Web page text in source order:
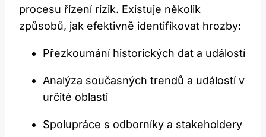
procesu řízení⁤ rizik. Existuje několik
‍způsobů,‍ jak efektivně ‍identifikovat hrozby:
Přezkoumání historických dat a událostí
Analýza současných trendů ​a událostí v⁤
určité oblasti
Spolupráce s ‌odborníky a stakeholdery